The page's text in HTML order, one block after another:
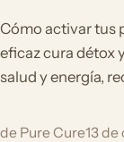
Cómo activar tus
eficaz cura détox
salud y energía,
de Pure Cure13